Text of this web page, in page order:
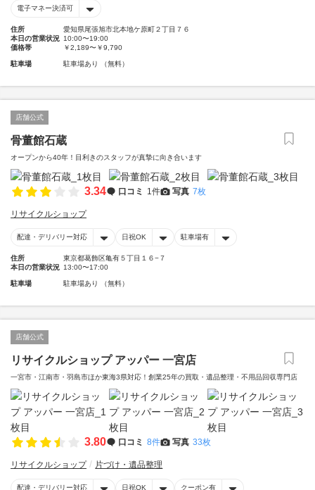
電子マネー決済可
住所
愛知県尾張旭市北本地ケ原町２丁目７６
本日の営業状況 10:00〜19:00
価格帯
￥2,189〜￥9,790
駐車場 駐車場あり （無料）
店舗公式
骨董館石蔵
オープンから40年！目利きのスタッフが真摯に向き合います
3.34 口コミ 1件 写真 7枚
リサイクルショップ
配達・デリバリー対応 日祝OK 駐車場有
住所
東京都葛飾区亀有５丁目１６−７
本日の営業状況 13:00〜17:00
駐車場 駐車場あり （無料）
店舗公式
リサイクルショップ アッパー 一宮店
一宮市・江南市・羽島市ほか東海3県対応！創業25年の買取・遺品整理・不用品回収専門店
3.80 口コミ 8件 写真 33枚
リサイクルショップ 片づけ・遺品整理
配達・デリバリー対応 日祝OK クーポン有